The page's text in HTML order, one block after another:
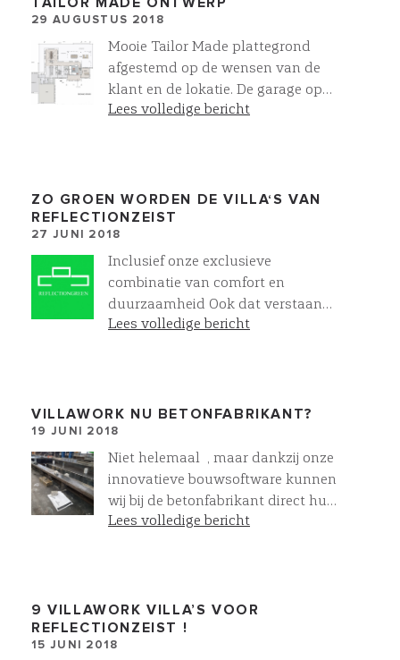
29 AUGUSTUS 2018
Mooie Tailor Made plattegrond
afgestemd op de wensen van de
klant en de lokatie. De garage op
deze wijze VOOR je villa ontwerpen
Lees volledige bericht
ZO GROEN WORDEN DE VILLA‘S VAN
REFLECTIONZEIST
27 JUNI 2018
Inclusief onze exclusieve
combinatie van comfort en
duurzaamheid Ook dat verstaan
wij onder easy living ! Lees er meer
Lees volledige bericht
VILLAWORK NU BETONFABRIKANT?
19 JUNI 2018
Niet helemaal , maar dankzij onze
innovatieve bouwsoftware kunnen
wij bij de betonfabrikant direct hun
machines aansturen en zelf onze
faalkosten, geen lange levertijden !
Anders denken & anders doen geeft
Meer en soms ook Minder !
Lees volledige bericht
9 VILLAWORK VILLA’S VOOR
REFLECTIONZEIST !
15 JUNI 2018